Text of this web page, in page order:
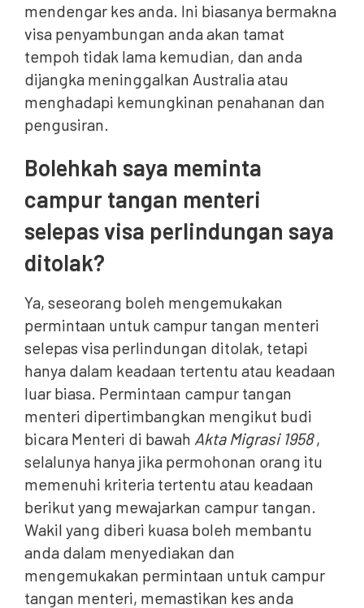
mendengar kes anda. Ini biasanya bermakna
visa penyambungan anda akan tamat
tempoh tidak lama kemudian, dan anda
dijangka meninggalkan Australia atau
menghadapi kemungkinan penahanan dan
pengusiran.
Bolehkah saya meminta
campur tangan menteri
selepas visa perlindungan saya
ditolak?
Ya, seseorang boleh mengemukakan
permintaan untuk campur tangan menteri
selepas visa perlindungan ditolak, tetapi
hanya dalam keadaan tertentu atau keadaan
luar biasa. Permintaan campur tangan
menteri dipertimbangkan mengikut budi
bicara Menteri di bawah Akta Migrasi 1958,
selalunya hanya jika permohonan orang itu
memenuhi kriteria tertentu atau keadaan
berikut yang mewajarkan campur tangan.
Wakil yang diberi kuasa boleh membantu
anda dalam menyediakan dan
mengemukakan permintaan untuk campur
tangan menteri, memastikan kes anda